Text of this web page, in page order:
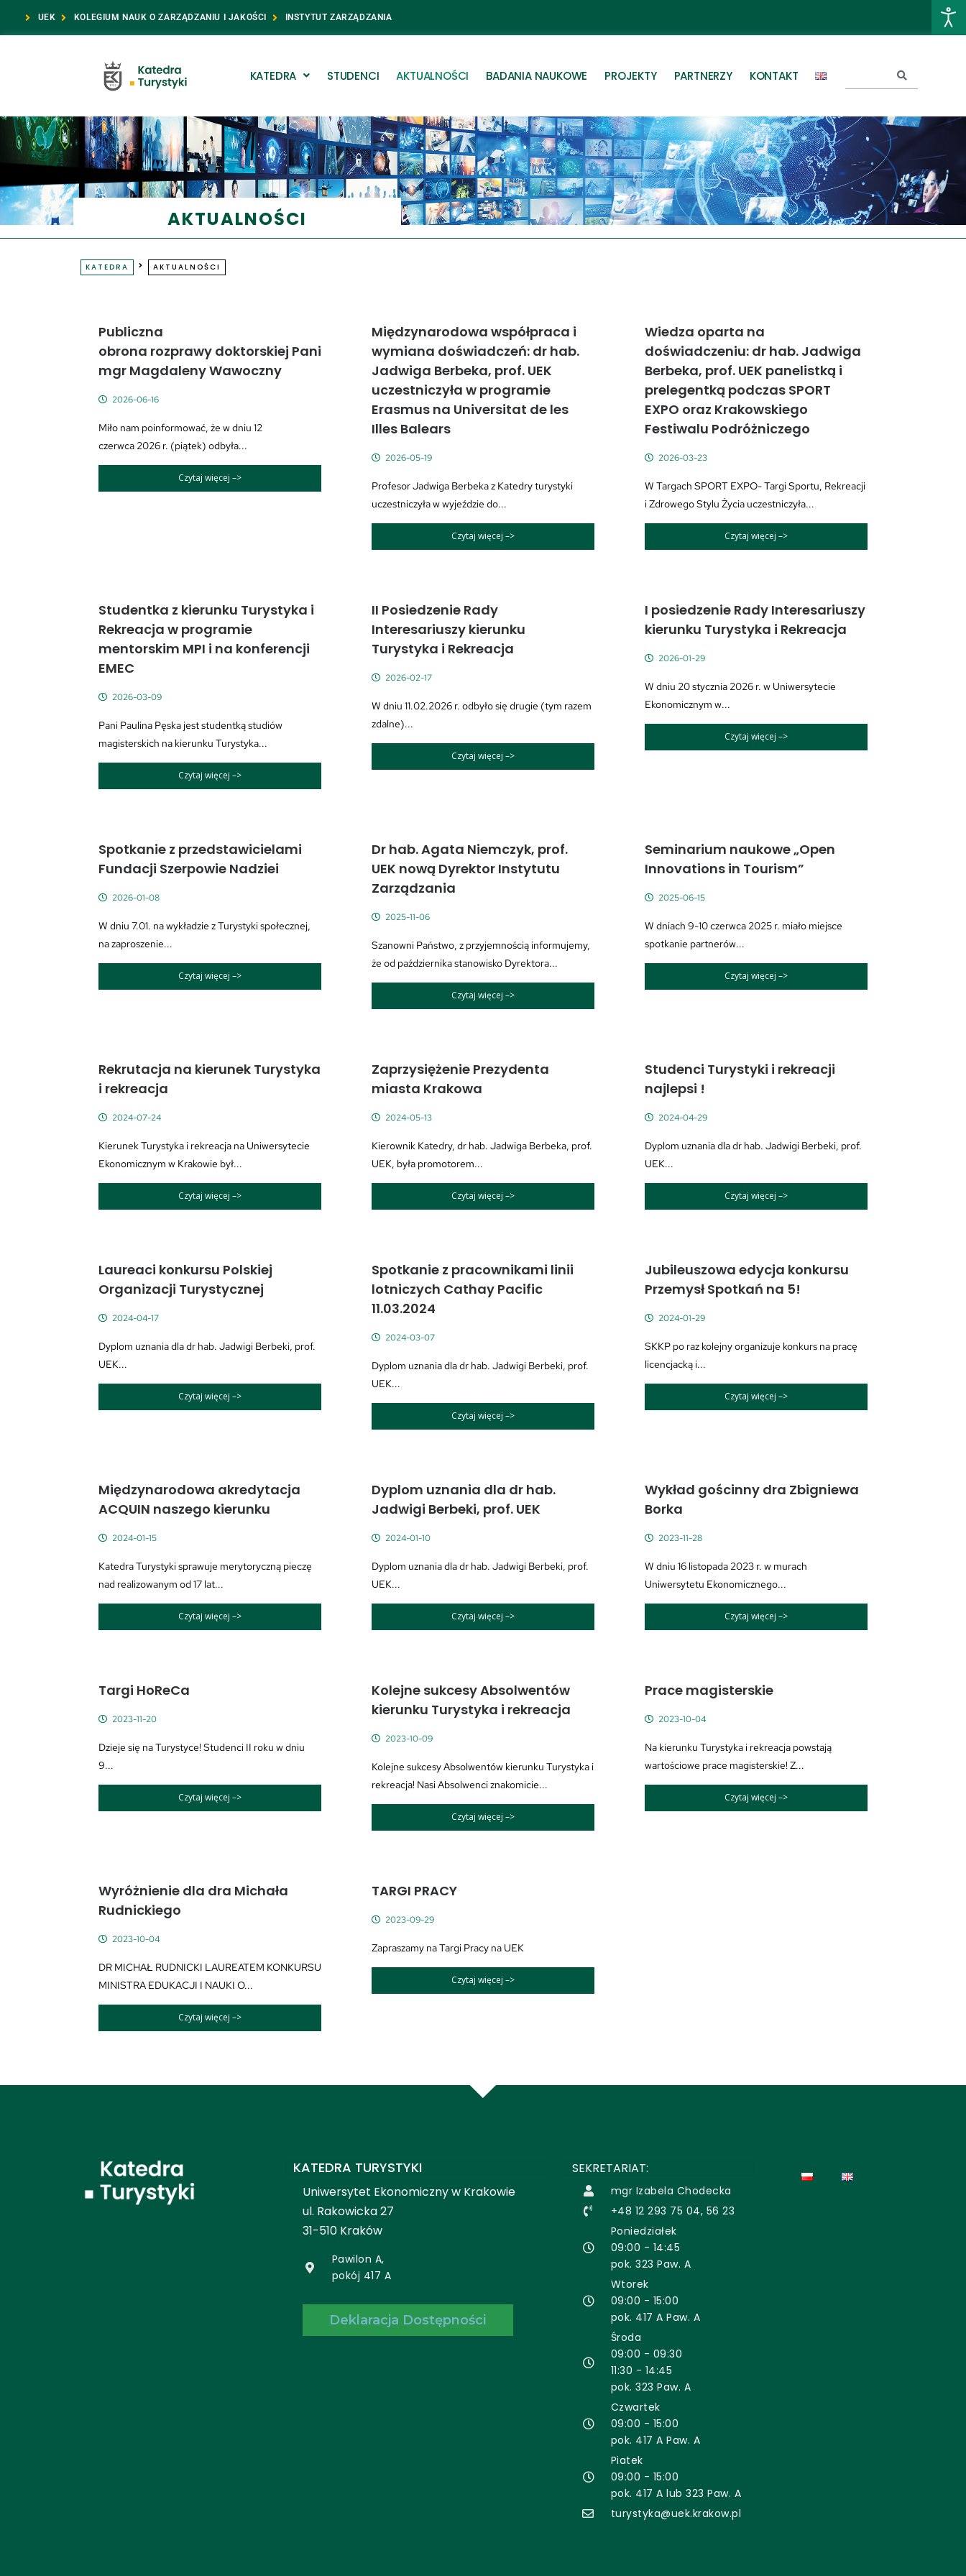
UEK KOLEGIUM NAUK O ZARZĄDZANIU I JAKOŚCI INSTYTUT ZARZĄDZANIA
KATEDRA STUDENCI AKTUALNOŚCI BADANIA NAUKOWE PROJEKTY PARTNERZY KONTAKT
AKTUALNOŚCI
KATEDRA AKTUALNOŚCI
Publiczna
obrona rozprawy doktorskiej Pani
mgr Magdaleny Wawoczny
2026-06-16
Miło nam poinformować, że w dniu 12
czerwca 2026 r. (piątek) odbyła...
Czytaj więcej –>
Międzynarodowa współpraca i
wymiana doświadczeń: dr hab.
Jadwiga Berbeka, prof. UEK
uczestniczyła w programie
Erasmus na Universitat de les
Illes Balears
2026-05-19
Profesor Jadwiga Berbeka z Katedry turystyki
uczestniczyła w wyjeździe do...
Czytaj więcej –>
Wiedza oparta na
doświadczeniu: dr hab. Jadwiga
Berbeka, prof. UEK panelistką i
prelegentką podczas SPORT
EXPO oraz Krakowskiego
Festiwalu Podróżniczego
2026-03-23
W Targach SPORT EXPO- Targi Sportu, Rekreacji
i Zdrowego Stylu Życia uczestniczyła...
Czytaj więcej –>
Studentka z kierunku Turystyka i
Rekreacja w programie
mentorskim MPI i na konferencji
EMEC
2026-03-09
Pani Paulina Pęska jest studentką studiów
magisterskich na kierunku Turystyka...
Czytaj więcej –>
II Posiedzenie Rady
Interesariuszy kierunku
Turystyka i Rekreacja
2026-02-17
W dniu 11.02.2026 r. odbyło się drugie (tym razem
zdalne)...
Czytaj więcej –>
I posiedzenie Rady Interesariuszy
kierunku Turystyka i Rekreacja
2026-01-29
W dniu 20 stycznia 2026 r. w Uniwersytecie
Ekonomicznym w...
Czytaj więcej –>
Spotkanie z przedstawicielami
Fundacji Szerpowie Nadziei
2026-01-08
W dniu 7.01. na wykładzie z Turystyki społecznej,
na zaproszenie...
Czytaj więcej –>
Dr hab. Agata Niemczyk, prof.
UEK nową Dyrektor Instytutu
Zarządzania
2025-11-06
Szanowni Państwo, z przyjemnością informujemy,
że od października stanowisko Dyrektora...
Czytaj więcej –>
Seminarium naukowe „Open
Innovations in Tourism”
2025-06-15
W dniach 9-10 czerwca 2025 r. miało miejsce
spotkanie partnerów...
Czytaj więcej –>
Rekrutacja na kierunek Turystyka
i rekreacja
2024-07-24
Kierunek Turystyka i rekreacja na Uniwersytecie
Ekonomicznym w Krakowie był...
Czytaj więcej –>
Zaprzysiężenie Prezydenta
miasta Krakowa
2024-05-13
Kierownik Katedry, dr hab. Jadwiga Berbeka, prof.
UEK, była promotorem...
Czytaj więcej –>
Studenci Turystyki i rekreacji
najlepsi !
2024-04-29
Dyplom uznania dla dr hab. Jadwigi Berbeki, prof.
UEK...
Czytaj więcej –>
Laureaci konkursu Polskiej
Organizacji Turystycznej
2024-04-17
Dyplom uznania dla dr hab. Jadwigi Berbeki, prof.
UEK...
Czytaj więcej –>
Spotkanie z pracownikami linii
lotniczych Cathay Pacific
11.03.2024
2024-03-07
Dyplom uznania dla dr hab. Jadwigi Berbeki, prof.
UEK...
Czytaj więcej –>
Jubileuszowa edycja konkursu
Przemysł Spotkań na 5!
2024-01-29
SKKP po raz kolejny organizuje konkurs na pracę
licencjacką i...
Czytaj więcej –>
Międzynarodowa akredytacja
ACQUIN naszego kierunku
2024-01-15
Katedra Turystyki sprawuje merytoryczną pieczę
nad realizowanym od 17 lat...
Czytaj więcej –>
Dyplom uznania dla dr hab.
Jadwigi Berbeki, prof. UEK
2024-01-10
Dyplom uznania dla dr hab. Jadwigi Berbeki, prof.
UEK...
Czytaj więcej –>
Wykład gościnny dra Zbigniewa
Borka
2023-11-28
W dniu 16 listopada 2023 r. w murach
Uniwersytetu Ekonomicznego...
Czytaj więcej –>
Targi HoReCa
2023-11-20
Dzieje się na Turystyce! Studenci II roku w dniu
9...
Czytaj więcej –>
Kolejne sukcesy Absolwentów
kierunku Turystyka i rekreacja
2023-10-09
Kolejne sukcesy Absolwentów kierunku Turystyka i
rekreacja! Nasi Absolwenci znakomicie...
Czytaj więcej –>
Prace magisterskie
2023-10-04
Na kierunku Turystyka i rekreacja powstają
wartościowe prace magisterskie! Z...
Czytaj więcej –>
Wyróżnienie dla dra Michała
Rudnickiego
2023-10-04
DR MICHAŁ RUDNICKI LAUREATEM KONKURSU
MINISTRA EDUKACJI I NAUKI O...
Czytaj więcej –>
TARGI PRACY
2023-09-29
Zapraszamy na Targi Pracy na UEK
Czytaj więcej –>
KATEDRA TURYSTYKI
Uniwersytet Ekonomiczny w Krakowie
ul. Rakowicka 27
31-510 Kraków
Pawilon A,
pokój 417 A
Deklaracja Dostępności
SEKRETARIAT:
mgr Izabela Chodecka
+48 12 293 75 04, 56 23
Poniedziałek
09:00 - 14:45
pok. 323 Paw. A
Wtorek
09:00 - 15:00
pok. 417 A Paw. A
Środa
09:00 - 09:30
11:30 - 14:45
pok. 323 Paw. A
Czwartek
09:00 - 15:00
pok. 417 A Paw. A
Piatek
09:00 - 15:00
pok. 417 A lub 323 Paw. A
turystyka@uek.krakow.pl